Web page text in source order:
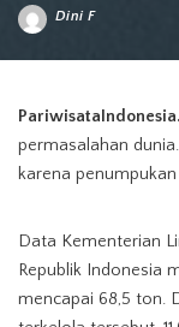
mengembalikan kemasan
lebih bermakna (Foto:
Posted
Dini F
permasalahan
karena
Data Kementerian
Republik Indonesia
mencapai 68,5 ton.